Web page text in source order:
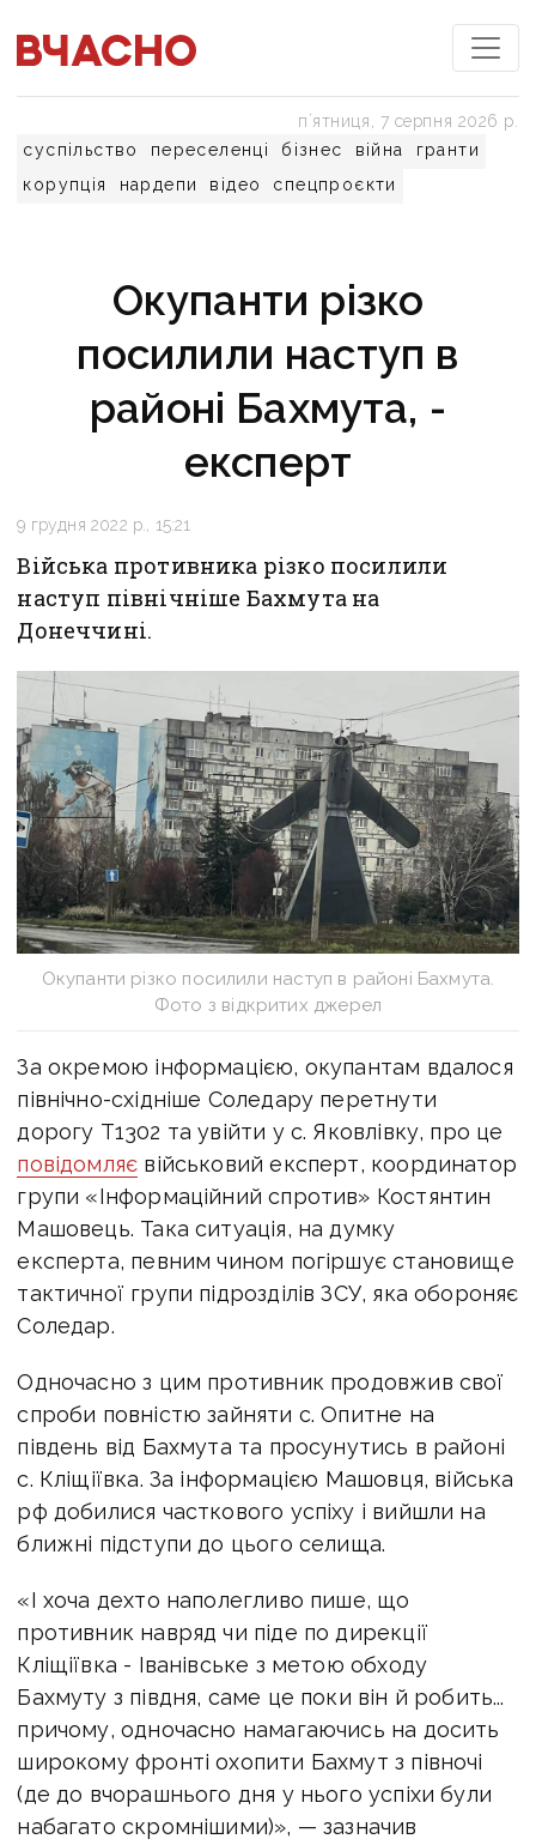
суспільство переселенці бізнес війна
гранти
корупція
нардепи відео спецпроєкти
пʼятниця, 7 серпня 2026 р.
Окупанти різко
посилили наступ в
районі Бахмута, -
експерт
9 грудня 2022 р., 15:21
Війська противника різко посилили
наступ північніше Бахмута на
Донеччині.
Окупанти різко посилили наступ в районі Бахмута.
Фото з відкритих джерел
За окремою інформацією, окупантам вдалося
північно-східніше Соледару перетнути
дорогу Т1302 та увійти у с. Яковлівку, про це
повідомляє військовий експерт, координатор
групи «Інформаційний спротив» Костянтин
Машовець. Така ситуація, на думку
експерта, певним чином погіршує становище
тактичної групи підрозділів ЗСУ, яка обороняє
Соледар.
Одночасно з цим противник продовжив свої
спроби повністю зайняти с. Опитне на
південь від Бахмута та просунутись в районі
с. Кліщіївка. За інформацією Машовця, війська
рф добилися часткового успіху і вийшли на
ближні підступи до цього селища.
«І хоча дехто наполегливо пише, що
противник навряд чи піде по дирекції
Кліщіївка - Іванівське з метою обходу
Бахмуту з півдня, саме це поки він й робить...
причому, одночасно намагаючись на досить
широкому фронті охопити Бахмут з півночі
(де до вчорашнього дня у нього успіхи були
набагато скромнішими)», — зазначив